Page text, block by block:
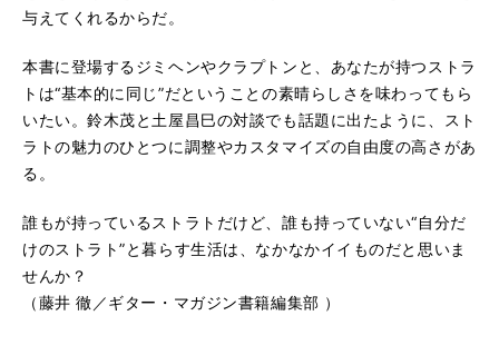
与えてくれるからだ。
本書に登場するジミヘンやクラプトンと、あなたが持つストラ
トは“基本的に同じ”だということの素晴らしさを味わってもら
いたい。鈴木茂と土屋昌巳の対談でも話題に出たように、スト
ラトの魅力のひとつに調整やカスタマイズの自由度の高さがあ
る。
誰もが持っているストラトだけど、誰も持っていない“自分だ
けのストラト”と暮らす生活は、なかなかイイものだと思いま
せんか？
（藤井 徹／ギター・マガジン書籍編集部 ）